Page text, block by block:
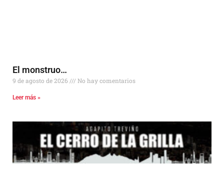
El monstruo…
9 de agosto de 2026 No hay comentarios
Leer más »